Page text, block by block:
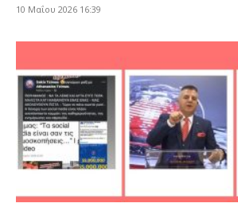
10 Μαΐου 2026 16:39